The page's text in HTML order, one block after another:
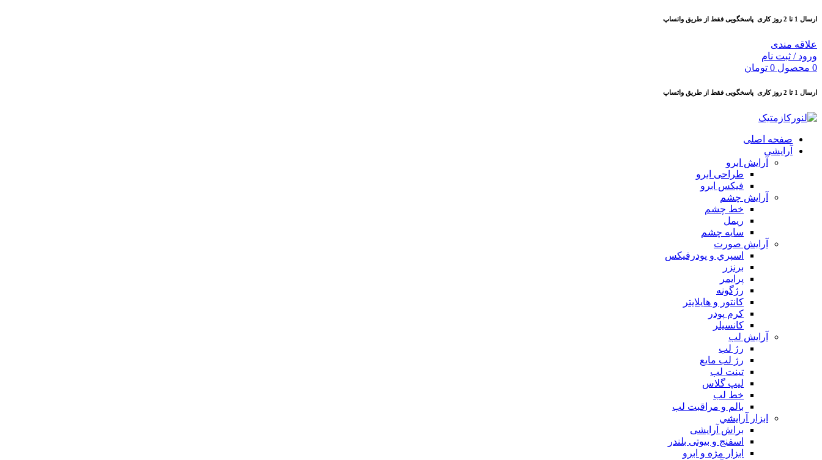
ارسال 1 تا 2 روز کاری پاسخگویی فقط از طریق واتساپ
علاقه مندی
ورود / ثبت نام
0 محصول 0 تومان
ارسال 1 تا 2 روز کاری پاسخگویی فقط از طریق واتساپ
صفحه اصلی
آرایشی
آرايش ابرو
طراحی ابرو
فیکس ابرو
آرايش چشم
خط چشم
ريمل
سايه چشم
آرايش صورت
اسپري و پودرفيكس
برنزر
پرايمر
رژگونه
كانتور و هايلايتر
كرم پودر
كانسيلر
آرايش لب
رژ لب
رژ لب مایع
تینت لب
لیپ گلاس
خط لب
بالم و مراقبت لب
ابزار آرايشي
براش آرایشی
اسفنج و بیوتی بلندر
ابزار مژه و ابرو